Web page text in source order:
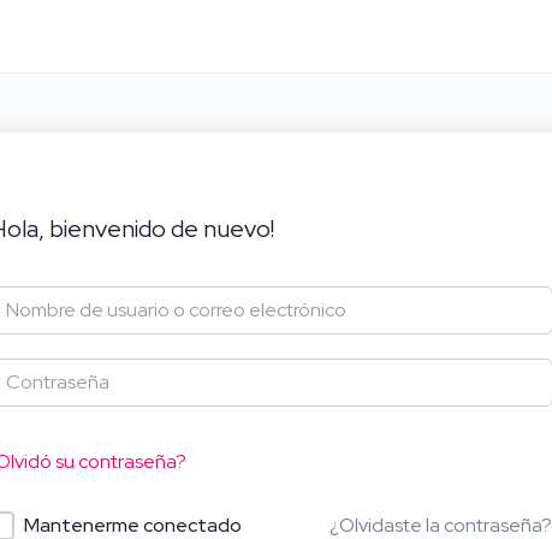
bienvenido de nuevo!
su contraseña?
Mantenerme conectado ¿Olvidaste la contraseña?